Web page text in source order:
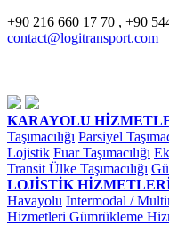
+90 216 660 17 70 , +90
contact@logitransport.com
KARAYOLU
Taşımacılığı Parsiyel
Lojistik Fuar Taşımacılığı
Transit Ülke Taşımacılığı
LOJİSTİK
Havayolu Intermodal /
Hizmetleri Gümrükleme